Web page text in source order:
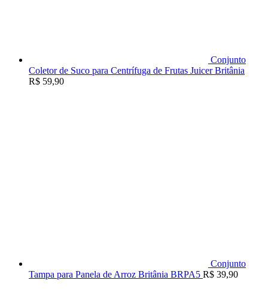
Conjunto
Coletor de Suco para Centrífuga de Frutas Juicer Britânia
R$ 59,90
Conjunto
Tampa para Panela de Arroz Britânia BRPA5 R$ 39,90